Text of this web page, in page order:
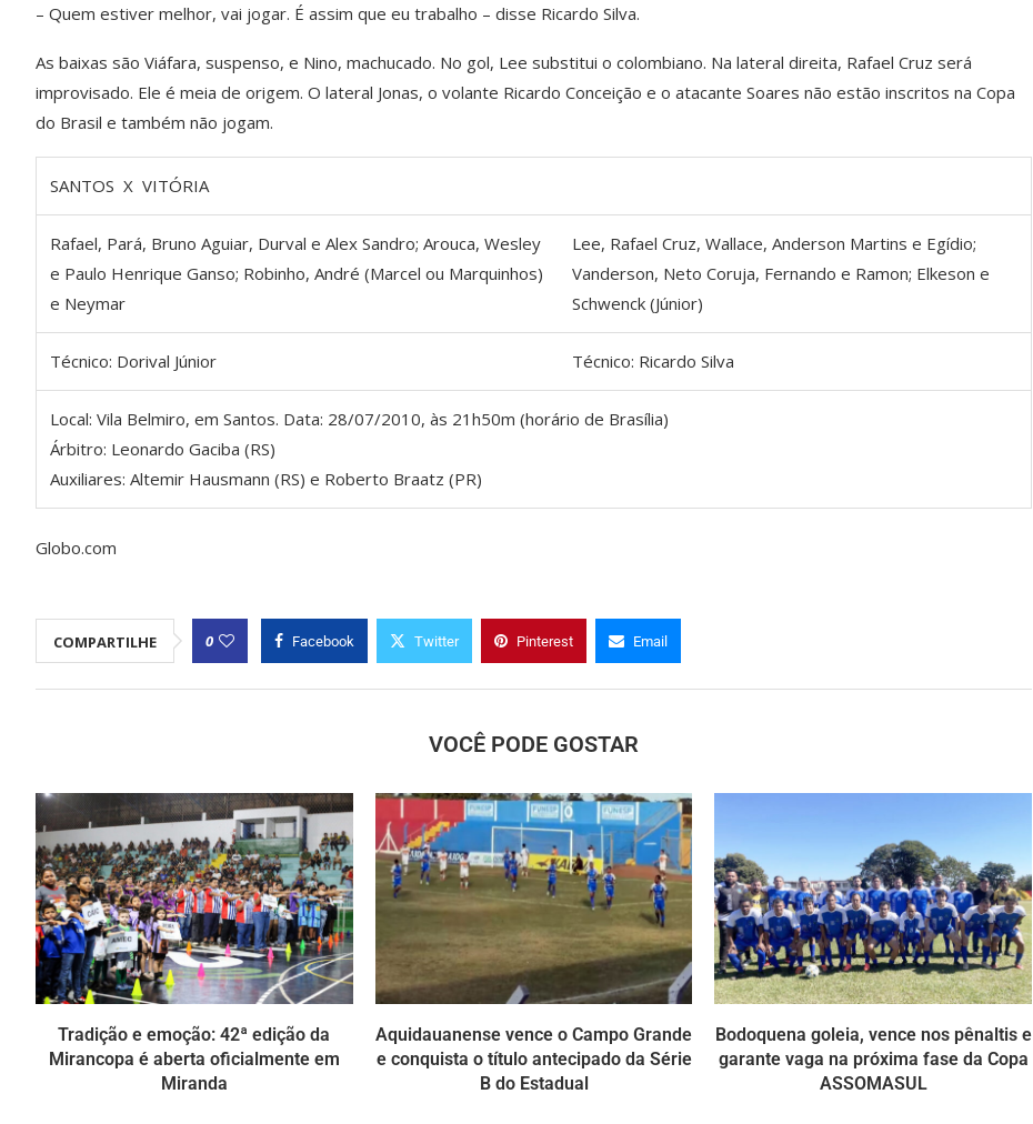
– Quem estiver melhor, vai jogar. É assim que eu trabalho – disse Ricardo Silva.
As baixas são Viáfara, suspenso, e Nino, machucado. No gol, Lee substitui o colombiano. Na lateral direita, Rafael Cruz será
improvisado. Ele é meia de origem. O lateral Jonas, o volante Ricardo Conceição e o atacante Soares não estão inscritos na Copa
do Brasil e também não jogam.
SANTOS X VITÓRIA
Rafael, Pará, Bruno Aguiar, Durval e Alex Sandro; Arouca, Wesley
e Paulo Henrique Ganso; Robinho, André (Marcel ou Marquinhos)
e Neymar
Lee, Rafael Cruz, Wallace, Anderson Martins e Egídio;
Vanderson, Neto Coruja, Fernando e Ramon; Elkeson e
Schwenck (Júnior)
Técnico: Dorival Júnior Técnico: Ricardo Silva
Local: Vila Belmiro, em Santos. Data: 28/07/2010, às 21h50m (horário de Brasília)
Árbitro: Leonardo Gaciba (RS)
Auxiliares: Altemir Hausmann (RS) e Roberto Braatz (PR)
Globo.com
COMPARTILHE 0 Facebook Twitter Pinterest Email
VOCÊ PODE GOSTAR
Tradição e emoção: 42ª edição da
Mirancopa é aberta oficialmente em
Miranda
Aquidauanense vence o Campo Grande
e conquista o título antecipado da Série
B do Estadual
Bodoquena goleia, vence nos pênaltis e
garante vaga na próxima fase da Copa
ASSOMASUL